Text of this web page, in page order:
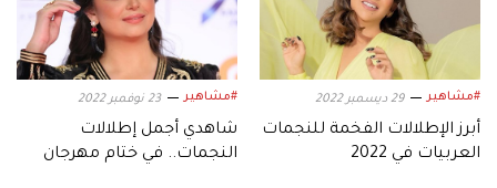
#مشاهير 29 ديسمبر 2022
أبرز الإطلالات الفخمة للنجمات
العربيات في 2022
#مشاهير 23 نوفمبر 2022
شاهدي أجمل إطلالات
النجمات.. في ختام مهرجان